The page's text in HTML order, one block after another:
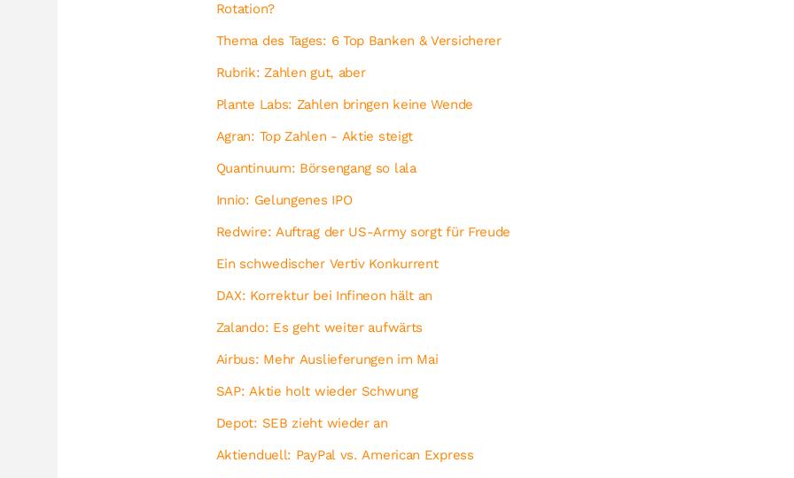
Rotation?
Thema des Tages: 6 Top Banken & Versicherer
Rubrik: Zahlen gut, aber
Plante Labs: Zahlen bringen keine Wende
Agran: Top Zahlen - Aktie steigt
Quantinuum: Börsengang so lala
Innio: Gelungenes IPO
Redwire: Auftrag der US-Army sorgt für Freude
Ein schwedischer Vertiv Konkurrent
DAX: Korrektur bei Infineon hält an
Zalando: Es geht weiter aufwärts
Airbus: Mehr Auslieferungen im Mai
SAP: Aktie holt wieder Schwung
Depot: SEB zieht wieder an
Aktienduell: PayPal vs. American Express